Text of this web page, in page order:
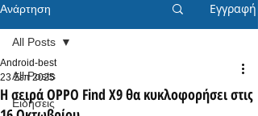
Ανάρτηση Εγγραφή
All Posts
Ειδήσεις
All Posts
Η σειρά OPPO Find X9 θα κυκλοφορήσει στις
Android-best
23 Σεπ 2025